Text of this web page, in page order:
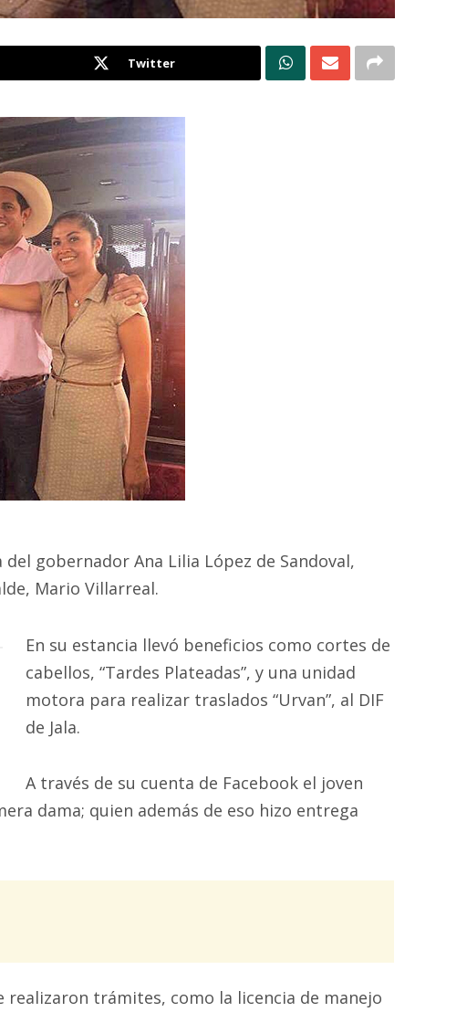
Twitter
del gobernador Ana Lilia López de Sandoval,
Mario Villarreal.
En su estancia llevó beneficios como cortes de
cabellos, “Tardes Plateadas”, y una unidad
motora para realizar traslados “Urvan”, al DIF
de Jala.
A través de su cuenta de Facebook el joven
dama; quien además de eso hizo entrega
realizaron trámites, como la licencia de manejo